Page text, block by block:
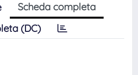
Scheda completa
(DC)